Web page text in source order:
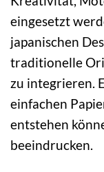
eingesetzt
japanischen
traditionelle
zu integrieren.
einfachen
entstehen
beeindrucken.